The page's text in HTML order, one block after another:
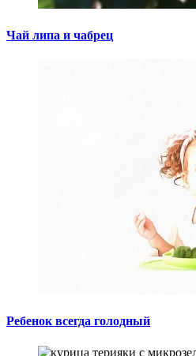
Чай липа и чабрец
Ребенок всегда голодный